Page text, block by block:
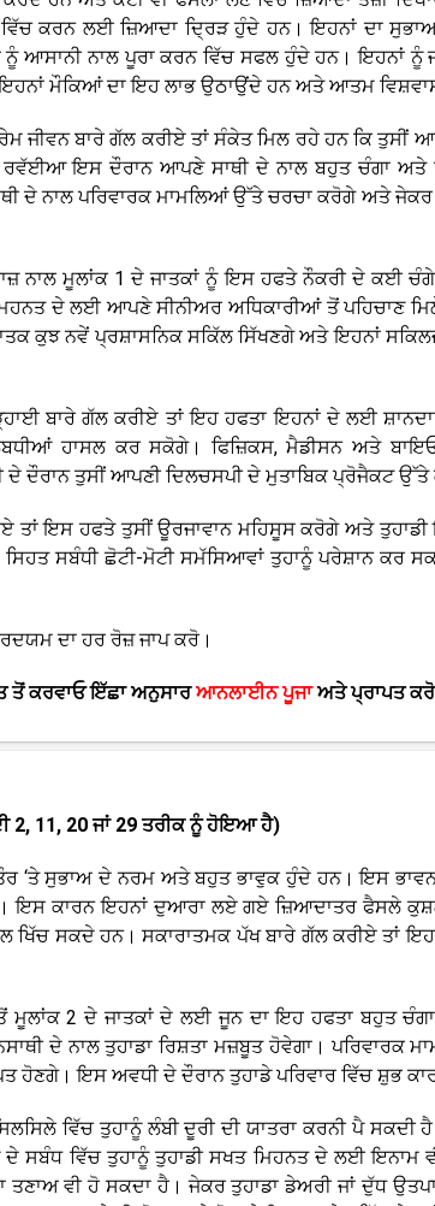
ਕਰਨ ਲਈ ਜ਼ਿਆਦਾ ਦ੍ਰਿੜ ਹੁੰਦੇ ਹਨ। ਇਹਨਾਂ ਦਾ
ਆਸਾਨੀ ਨਾਲ ਪੂਰਾ ਕਰਨ ਵਿੱਚ ਸਫਲ ਹੁੰਦੇ ਹਨ। ਇਹਨਾਂ
ਮੌਕਿਆਂ ਦਾ ਇਹ ਲਾਭ ਉਠਾਉਂਦੇ ਹਨ ਅਤੇ ਆਤਮ
ਜੀਵਨ ਬਾਰੇ ਗੱਲ ਕਰੀਏ ਤਾਂ ਸੰਕੇਤ ਮਿਲ ਰਹੇ ਹਨ ਕਿ ਤੁਸੀਂ
ਇਸ ਦੌਰਾਨ ਆਪਣੇ ਸਾਥੀ ਦੇ ਨਾਲ ਬਹੁਤ ਚੰਗਾ ਅਤੇ
ਦੇ ਨਾਲ ਪਰਿਵਾਰਕ ਮਾਮਲਿਆਂ ਉੱਤੇ ਚਰਚਾ ਕਰੋਗੇ ਅਤੇ
ਨਾਲ ਮੂਲਾਂਕ 1 ਦੇ ਜਾਤਕਾਂ ਨੂੰ ਇਸ ਹਫਤੇ ਨੌਕਰੀ ਦੇ ਕਈ
ਦੇ ਲਈ ਆਪਣੇ ਸੀਨੀਅਰ ਅਧਿਕਾਰੀਆਂ ਤੋਂ ਪਹਿਚਾਣ
ਕੁਝ ਨਵੇਂ ਪ੍ਰਸ਼ਾਸਨਿਕ ਸਕਿੱਲ ਸਿੱਖਣਗੇ ਅਤੇ ਇਹਨਾਂ
ਬਾਰੇ ਗੱਲ ਕਰੀਏ ਤਾਂ ਇਹ ਹਫਤਾ ਇਹਨਾਂ ਦੇ ਲਈ
ਹਾਸਲ ਕਰ ਸਕੋਗੇ। ਫਿਜ਼ਿਕਸ, ਮੈਡੀਸਨ ਅਤੇ
ਦੌਰਾਨ ਤੁਸੀਂ ਆਪਣੀ ਦਿਲਚਸਪੀ ਦੇ ਮੁਤਾਬਿਕ ਪ੍ਰੋਜੈਕਟ
ਤਾਂ ਇਸ ਹਫਤੇ ਤੁਸੀਂ ਊਰਜਾਵਾਨ ਮਹਿਸੂਸ ਕਰੋਗੇ ਅਤੇ
ਸਿਹਤ ਸਬੰਧੀ ਛੋਟੀ-ਮੋਟੀ ਸਮੱਸਿਆਵਾਂ ਤੁਹਾਨੂੰ ਪਰੇਸ਼ਾਨ
ਦਾ ਹਰ ਰੋਜ਼ ਜਾਪ ਕਰੋ।
ਤੋਂ ਕਰਵਾਓ ਇੱਛਾ ਅਨੁਸਾਰਆਨਲਾਈਨ ਪੂਜਾਅਤੇ ਪ੍ਰਾਪਤ
2, 11, 20 ਜਾਂ 29 ਤਰੀਕ ਨੂੰ ਹੋਇਆ ਹੈ)
ਸੁਭਾਅ ਦੇ ਨਰਮ ਅਤੇ ਬਹੁਤ ਭਾਵੁਕ ਹੁੰਦੇ ਹਨ। ਇਸ
ਇਸ ਕਾਰਨ ਇਹਨਾਂ ਦੁਆਰਾ ਲਏ ਗਏ ਜ਼ਿਆਦਾਤਰ ਫੈਸਲੇ
ਖਿੱਚ ਸਕਦੇ ਹਨ। ਸਕਾਰਾਤਮਕ ਪੱਖ ਬਾਰੇ ਗੱਲ ਕਰੀਏ ਤਾਂ
ਮੂਲਾਂਕ 2 ਦੇ ਜਾਤਕਾਂ ਦੇ ਲਈ ਜੂਨ ਦਾ ਇਹ ਹਫਤਾ ਬਹੁਤ
ਦੇ ਨਾਲ ਤੁਹਾਡਾ ਰਿਸ਼ਤਾ ਮਜ਼ਬੂਤ ਹੋਵੇਗਾ। ਪਰਿਵਾਰਕ
ਹੋਣਗੇ। ਇਸ ਅਵਧੀ ਦੇ ਦੌਰਾਨ ਤੁਹਾਡੇ ਪਰਿਵਾਰ ਵਿੱਚ ਸ਼ੁਭ
ਵਿੱਚ ਤੁਹਾਨੂੰ ਲੰਬੀ ਦੂਰੀ ਦੀ ਯਾਤਰਾ ਕਰਨੀ ਪੈ
ਦੇ ਸਬੰਧ ਵਿੱਚ ਤੁਹਾਨੂੰ ਤੁਹਾਡੀ ਸਖਤ ਮਿਹਨਤ ਦੇ ਲਈ
ਵੀ ਹੋ ਸਕਦਾ ਹੈ। ਜੇਕਰ ਤੁਹਾਡਾ ਡੇਅਰੀ ਜਾਂ ਦੁੱਧ